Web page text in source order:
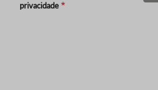
privacidade